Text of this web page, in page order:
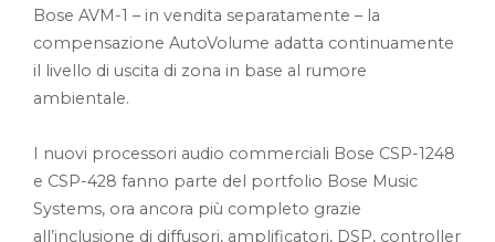
Bose AVM-1 – in vendita separatamente – la
compensazione AutoVolume adatta continuamente
il livello di uscita di zona in base al rumore
ambientale.
I nuovi processori audio commerciali Bose CSP-1248
e CSP-428 fanno parte del portfolio Bose Music
Systems, ora ancora più completo grazie
all’inclusione di diffusori, amplificatori, DSP, controller